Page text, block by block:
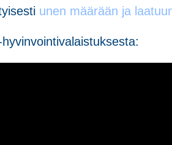
unen määrään ja